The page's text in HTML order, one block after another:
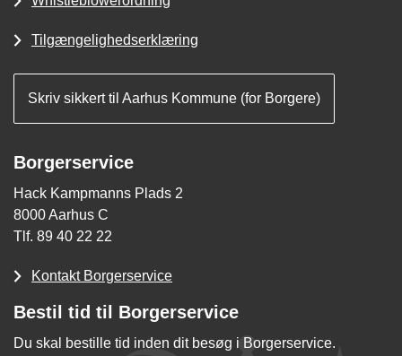
Tilgængelighedserklæring
Skriv sikkert til Aarhus Kommune (for Borgere)
Borgerservice
Hack Kampmanns Plads 2
8000 Aarhus C
Tlf. 89 40 22 22
Kontakt Borgerservice
Bestil tid til Borgerservice
Du skal bestille tid inden dit besøg i Borgerservice.